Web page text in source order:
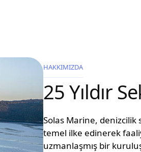
HAKKIMIZDA
25 Yıldır
Solas Marine, denizcilik
temel ilke edinerek
uzmanlaşmış bir